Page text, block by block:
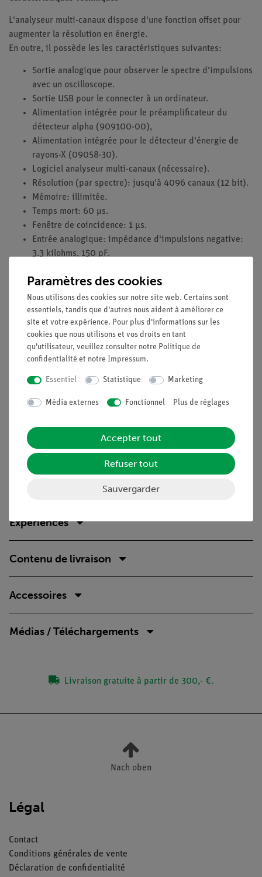
L'analyseur multi-canaux dispose d'une fonction offset pour
augmenter la résolution en énergie.
En outre, il possède les les caractéristiques suivantes:
Sortie analogique pour observer le spectre d'impulsions
avec un oscilloscope.
Sortie USB pour le connecter à un ordinateur.
Alimentation intégrée pour le préamplificateur du
détecteur alpha (909100-00),
Alimentation intégrée pour le détecteur d'énergie de
rayons-X (09058-30).
Logiciel analyseur multi-canaux (nécessaire).
Résolution (par spectre): jusqu'à 4096 canaux (12 bit).
Mémoire: illimitée.
Temps mort: 60 µs.
Fenêtre de coincidence: 1 µs.
Entrée analogique: impédance d'impulsions negative:
3.3 kilohms, 150 pF.
numérique).
Hauteur d'impulsions: max. 4 V.
Sortie analogique: impulsion positive 0 to 4 V-
Durée d'impulsion: env. 15 µs offset.
Résolution digitale 12-bit.
Maximum offset: 4 V.
Entrée logique (TTL) pour mesures synchronisées par
niveau de tension.
Prise BNC (tension bias): -33, -66, -99 V.
Dimensions H×W×D (mm): 90x140x130.
Alimentation: 115/230 V~, 50/60 Hz.
Expériences
Contenu de livraison
Accessoires
Médias / Téléchargements
Livraison gratuite à partir de 300,- €.
Nach oben
Légal
Contact
Conditions générales de vente
Déclaration de confidentialité
Paramètres des cookies
Nous utilisons des cookies sur notre site web. Certains sont
essentiels, tandis que d'autres nous aident à améliorer ce
site et votre expérience. Pour plus d'informations sur les
cookies que nous utilisons et vos droits en tant
qu'utilisateur, veuillez consulter notre Politique de
confidentialité et notre Impressum.
Essentiel Statistique Marketing
Média externes Fonctionnel Plus de réglages
Accepter tout
Refuser tout
Sauvergarder